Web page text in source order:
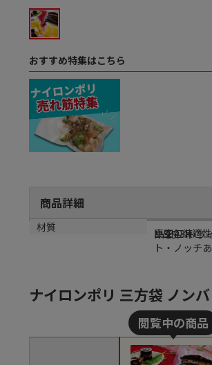
おすすめ特集はこちら
商品詳細
商品説明
真空包装適
ト・ノッチ
規格
L-3043H
材質
NY15／ドラ
ナイロンポリ 三方袋 ノン